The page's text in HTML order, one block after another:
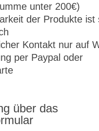
unter 200€)
der Produkte ist
Kontakt nur auf
per Paypal oder
über das